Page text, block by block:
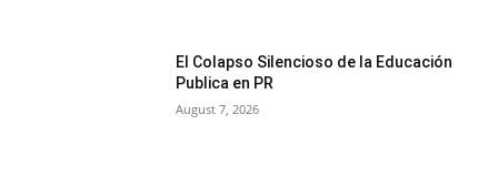
El Colapso Silencioso de la Educación
Publica en PR
August 7, 2026